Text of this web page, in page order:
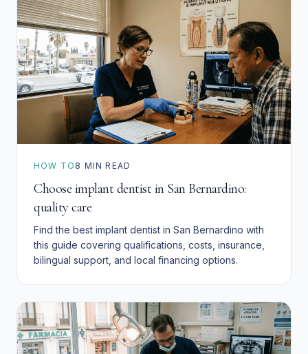
HOW TO 8 MIN READ
Choose implant dentist in San Bernardino:
quality care
Find the best implant dentist in San Bernardino with
this guide covering qualifications, costs, insurance,
bilingual support, and local financing options.